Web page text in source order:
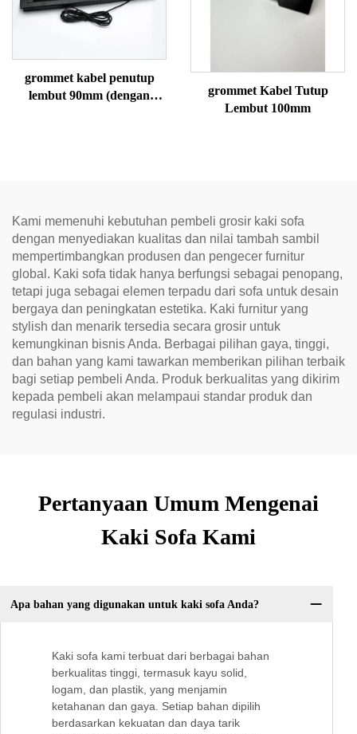
grommet kabel penutup
lembut 90mm (dengan
grommet Kabel Tutup
Lembut 100mm
Kami memenuhi kebutuhan pembeli grosir kaki sofa
dengan menyediakan kualitas dan nilai tambah sambil
mempertimbangkan produsen dan pengecer furnitur
global. Kaki sofa tidak hanya berfungsi sebagai penopang,
tetapi juga sebagai elemen terpadu dari sofa untuk desain
bergaya dan peningkatan estetika. Kaki furnitur yang
stylish dan menarik tersedia secara grosir untuk
kemungkinan bisnis Anda. Berbagai pilihan gaya, tinggi,
dan bahan yang kami tawarkan memberikan pilihan terbaik
bagi setiap pembeli Anda. Produk berkualitas yang dikirim
kepada pembeli akan melampaui standar produk dan
regulasi industri.
Pertanyaan Umum Mengenai
Kaki Sofa Kami
Apa bahan yang digunakan untuk kaki sofa Anda?
Kaki sofa kami terbuat dari berbagai bahan
berkualitas tinggi, termasuk kayu solid,
logam, dan plastik, yang menjamin
ketahanan dan gaya. Setiap bahan dipilih
berdasarkan kekuatan dan daya tarik